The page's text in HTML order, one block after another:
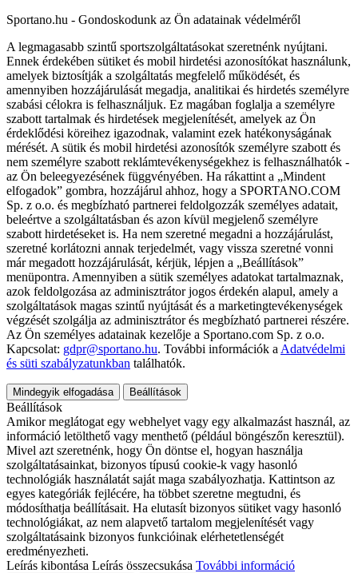
Sportano.hu - Gondoskodunk az Ön adatainak védelméről
A legmagasabb szintű sportszolgáltatásokat szeretnénk nyújtani.
Ennek érdekében sütiket és mobil hirdetési azonosítókat használunk,
amelyek biztosítják a szolgáltatás megfelelő működését, és
amennyiben hozzájárulását megadja, analitikai és hirdetés személyre
szabási célokra is felhasználjuk. Ez magában foglalja a személyre
szabott tartalmak és hirdetések megjelenítését, amelyek az Ön
érdeklődési köreihez igazodnak, valamint ezek hatékonyságának
mérését. A sütik és mobil hirdetési azonosítók személyre szabott és
nem személyre szabott reklámtevékenységekhez is felhasználhatók -
az Ön beleegyezésének függvényében. Ha rákattint a „Mindent
elfogadok” gombra, hozzájárul ahhoz, hogy a SPORTANO.COM
Sp. z o.o. és megbízható partnerei feldolgozzák személyes adatait,
beleértve a szolgáltatásban és azon kívül megjelenő személyre
szabott hirdetéseket is. Ha nem szeretné megadni a hozzájárulást,
szeretné korlátozni annak terjedelmét, vagy vissza szeretné vonni
már megadott hozzájárulását, kérjük, lépjen a „Beállítások”
menüpontra. Amennyiben a sütik személyes adatokat tartalmaznak,
azok feldolgozása az adminisztrátor jogos érdekén alapul, amely a
szolgáltatások magas szintű nyújtását és a marketingtevékenységek
végzését szolgálja az adminisztrátor és megbízható partnerei részére.
Az Ön személyes adatainak kezelője a Sportano.com Sp. z o.o.
Kapcsolat: gdpr@sportano.hu. További információk a Adatvédelmi
és süti szabályzatunkban találhatók.
Mindegyik elfogadása Beállítások
Beállítások
Amikor meglátogat egy webhelyet vagy egy alkalmazást használ, az
információ letölthető vagy menthető (például böngészőn keresztül).
Mivel azt szeretnénk, hogy Ön döntse el, hogyan használja
szolgáltatásainkat, bizonyos típusú cookie-k vagy hasonló
technológiák használatát saját maga szabályozhatja. Kattintson az
egyes kategóriák fejlécére, ha többet szeretne megtudni, és
módosíthatja beállításait. Ha elutasít bizonyos sütiket vagy hasonló
technológiákat, az nem alapvető tartalom megjelenítését vagy
szolgáltatásaink bizonyos funkcióinak elérhetetlenségét
eredményezheti.
Leírás kibontása Leírás összecsukása További információ